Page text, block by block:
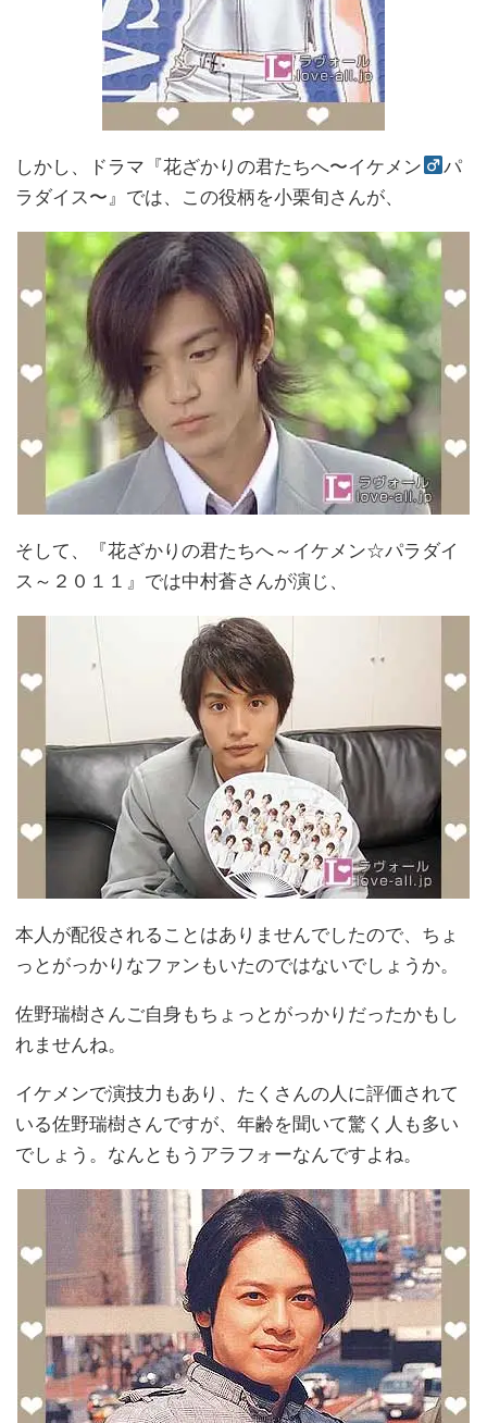
しかし、ドラマ『花ざかりの君たちへ〜イケメン
パ
ラダイス〜』では、この役柄を小栗旬さんが、
そして、『花ざかりの君たちへ～イケメン☆パラダイ
ス～２０１１』では中村蒼さんが演じ、
本人が配役されることはありませんでしたので、ちょ
っとがっかりなファンもいたのではないでしょうか。
佐野瑞樹さんご自身もちょっとがっかりだったかもし
れませんね。
イケメンで演技力もあり、たくさんの人に評価されて
いる佐野瑞樹さんですが、年齢を聞いて驚く人も多い
でしょう。なんともうアラフォーなんですよね。